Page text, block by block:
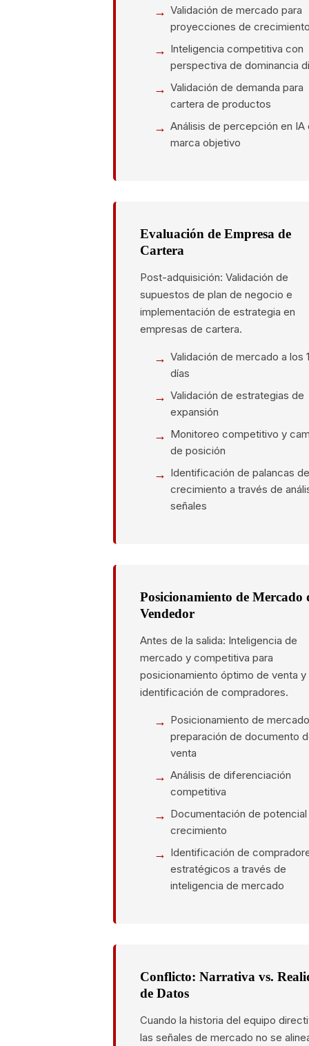
Validación de mercado para
proyecciones de
Inteligencia competitiva con
perspectiva de dominancia
Validación de demanda para
cartera de productos
Análisis de percepción en IA
marca objetivo
Evaluación de Empresa de
Cartera
Post-adquisición: Validación de
supuestos de plan de negocio e
implementación de estrategia en
empresas de cartera.
Validación de mercado a los
días
Validación de estrategias de
expansión
Monitoreo competitivo y
de posición
Identificación de palancas de
crecimiento a través de
señales
Posicionamiento de Mercado
Vendedor
Antes de la salida: Inteligencia de
mercado y competitiva para
posicionamiento óptimo de venta y
identificación de compradores.
Posicionamiento de
preparación de documento
venta
Análisis de diferenciación
competitiva
Documentación de
crecimiento
Identificación de
estratégicos a través de
inteligencia de mercado
Conflicto: Narrativa vs.
de Datos
Cuando la historia del equipo
las señales de mercado no se